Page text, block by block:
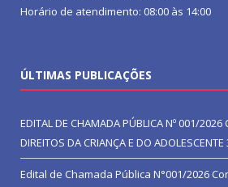
Horário de atendimento: 08:00 às 14:00
ÚLTIMAS PUBLICAÇÕES
EDITAL DE CHAMADA PÚBLICA Nº 001/2026
DIREITOS DA CRIANÇA E DO ADOLESCENTE
Edital de Chamada Pública N°001/2026